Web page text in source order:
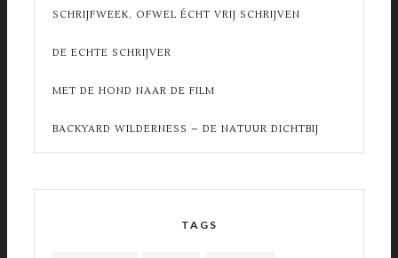
SCHRIJFWEEK, OFWEL ÉCHT VRIJ SCHRIJVEN
DE ECHTE SCHRIJVER
MET DE HOND NAAR DE FILM
BACKYARD WILDERNESS – DE NATUUR DICHTBIJ
TAGS